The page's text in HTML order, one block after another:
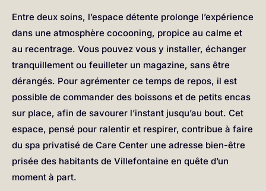
Entre deux soins, l’espace détente prolonge l’expérience
dans une atmosphère cocooning, propice au calme et
au recentrage. Vous pouvez vous y installer, échanger
tranquillement ou feuilleter un magazine, sans être
dérangés. Pour agrémenter ce temps de repos, il est
possible de commander des boissons et de petits encas
sur place, afin de savourer l’instant jusqu’au bout. Cet
espace, pensé pour ralentir et respirer, contribue à faire
du spa privatisé de Care Center une adresse bien-être
prisée des habitants de Villefontaine en quête d’un
moment à part.